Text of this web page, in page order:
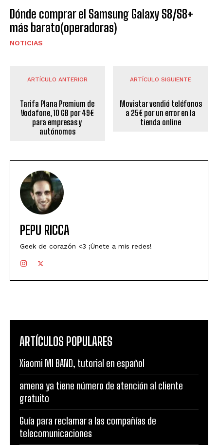
Dónde comprar el Samsung Galaxy S8/S8+
más barato(operadoras)
NOTICIAS
ARTÍCULO ANTERIOR
Tarifa Plana Premium de
Vodafone, 10 GB por 49€
para empresas y
autónomos
ARTÍCULO SIGUIENTE
Movistar vendió teléfonos
a 25€ por un error en la
tienda online
PEPU RICCA
Geek de corazón <3 ¡Únete a mis redes!
ARTÍCULOS POPULARES
Xiaomi MI BAND, tutorial en español
amena ya tiene número de atención al cliente
gratuito
Guía para reclamar a las compañías de
telecomunicaciones